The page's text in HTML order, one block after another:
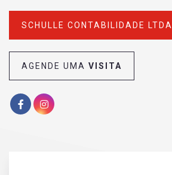
SCHULLE CONTABILIDADE LTDA
AGENDE UMA VISITA